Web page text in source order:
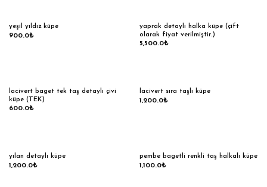
yeşil yıldız küpe
900.0₺
yaprak detaylı halka küpe (çift
olarak fiyat verilmiştir.)
5,500.0₺
lacivert baget tek taş detaylı çivi
küpe (TEK)
600.0₺
lacivert sıra taşlı küpe
1,200.0₺
yılan detaylı küpe
1,200.0₺
pembe bagetli renkli taş halkalı küpe
1,100.0₺